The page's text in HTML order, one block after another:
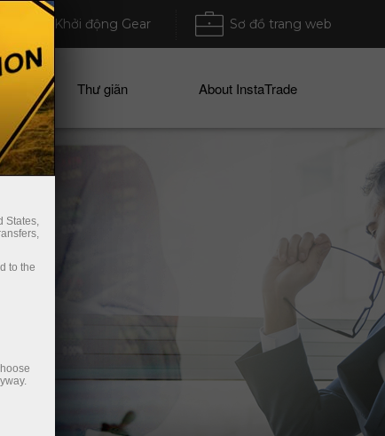
Khởi động Gear Sơ đồ trang web
Thư giãn About InstaTrade
States,
to the